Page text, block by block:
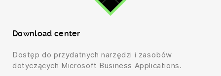
Download center
Dostęp do przydatnych narzędzi i zasobów
dotyczących Microsoft Business Applications.